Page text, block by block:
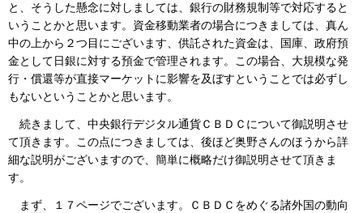
と、そうした懸念に対しましては、銀行の財務規制等で対応すると
いうことかと思います。資金移動業者の場合につきましては、真ん
中の上から２つ目にございます、供託された資金は、国庫、政府預
金として日銀に対する預金で管理されます。この場合、大規模な発
行・償還等が直接マーケットに影響を及ぼすということでは必ずし
もないということかと思います。
続きまして、中央銀行デジタル通貨ＣＢＤＣについて御説明させ
て頂きます。この点につきましては、後ほど奥野さんのほうから詳
細な説明がございますので、簡単に概略だけ御説明させて頂きま
す。
まず、１７ページでございます。ＣＢＤＣをめぐる諸外国の動向